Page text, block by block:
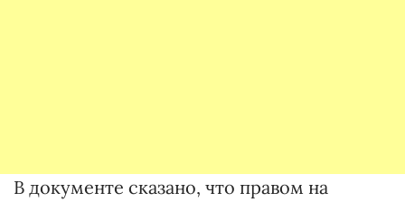
В документе сказано, что правом на